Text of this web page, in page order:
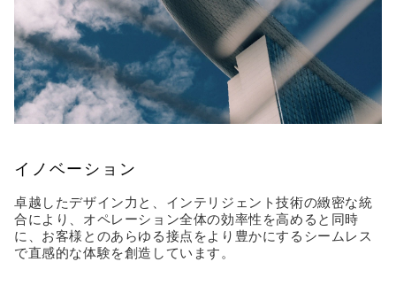
イノベーション
卓越したデザイン力と、インテリジェント技術の緻密な統
合により、オペレーション全体の効率性を高めると同時
に、お客様とのあらゆる接点をより豊かにするシームレス
で直感的な体験を創造しています。